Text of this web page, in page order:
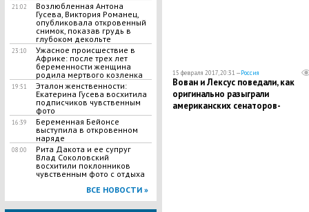
21:02
Возлюбленная Антона
Гусева, Виктория Романец,
опубликовала откровенный
снимок, показав грудь в
глубоком декольте
23:10
Ужасное происшествие в
Африке: после трех лет
беременности женщина
родила мертвого козленка
19:51
Эталон женственности:
Екатерина Гусева восхитила
подписчиков чувственным
фото
16:39
Беременная Бейонсе
выступила в откровенном
наряде
08:00
Рита Дакота и ее супруг
Влад Соколовский
восхитили поклонников
чувственным фото с отдыха
ВСЕ НОВОСТИ »
15 февраля 2017, 20:31 —Россия
Вован и Лексус поведали, как
оригинально разыграли
американских сенаторов-